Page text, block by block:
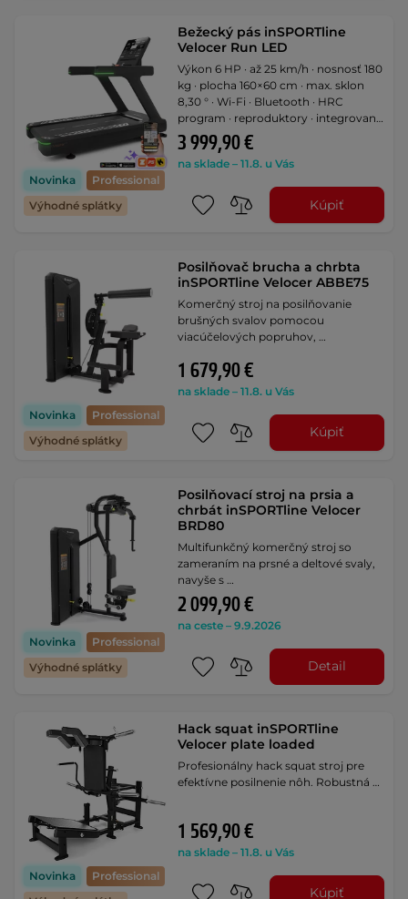
Novinka
Professional
Výhodné splátky
Bežecký pás inSPORTline
Velocer Run LED
Výkon 6 HP · až 25 km/h · nosnosť 180
kg · plocha 160×60 cm · max. sklon
8,30 ° · Wi-Fi · Bluetooth · HRC
program · reproduktory · integrovaný
ventilátor · LED obrazovka
3 999,90 €
na sklade – 11.8. u Vás
Kúpiť
Novinka
Professional
Výhodné splátky
Posilňovač brucha a chrbta
inSPORTline Velocer ABBE75
Komerčný stroj na posilňovanie
brušných svalov pomocou
viacúčelových popruhov, …
1 679,90 €
na sklade – 11.8. u Vás
Kúpiť
Novinka
Professional
Výhodné splátky
Posilňovací stroj na prsia a
chrbát inSPORTline Velocer
BRD80
Multifunkčný komerčný stroj so
zameraním na prsné a deltové svaly,
navyše s …
2 099,90 €
na ceste – 9.9.2026
Detail
Novinka
Professional
Hack squat inSPORTline
Velocer plate loaded
Profesionálny hack squat stroj pre
efektívne posilnenie nôh. Robustná …
1 569,90 €
na sklade – 11.8. u Vás
Kúpiť